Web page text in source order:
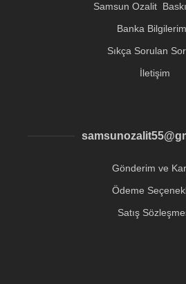
Samsun Ozalit
Banka
Sıkça Sorulan
İletişim
Gönderim ve
Ödeme
Satış